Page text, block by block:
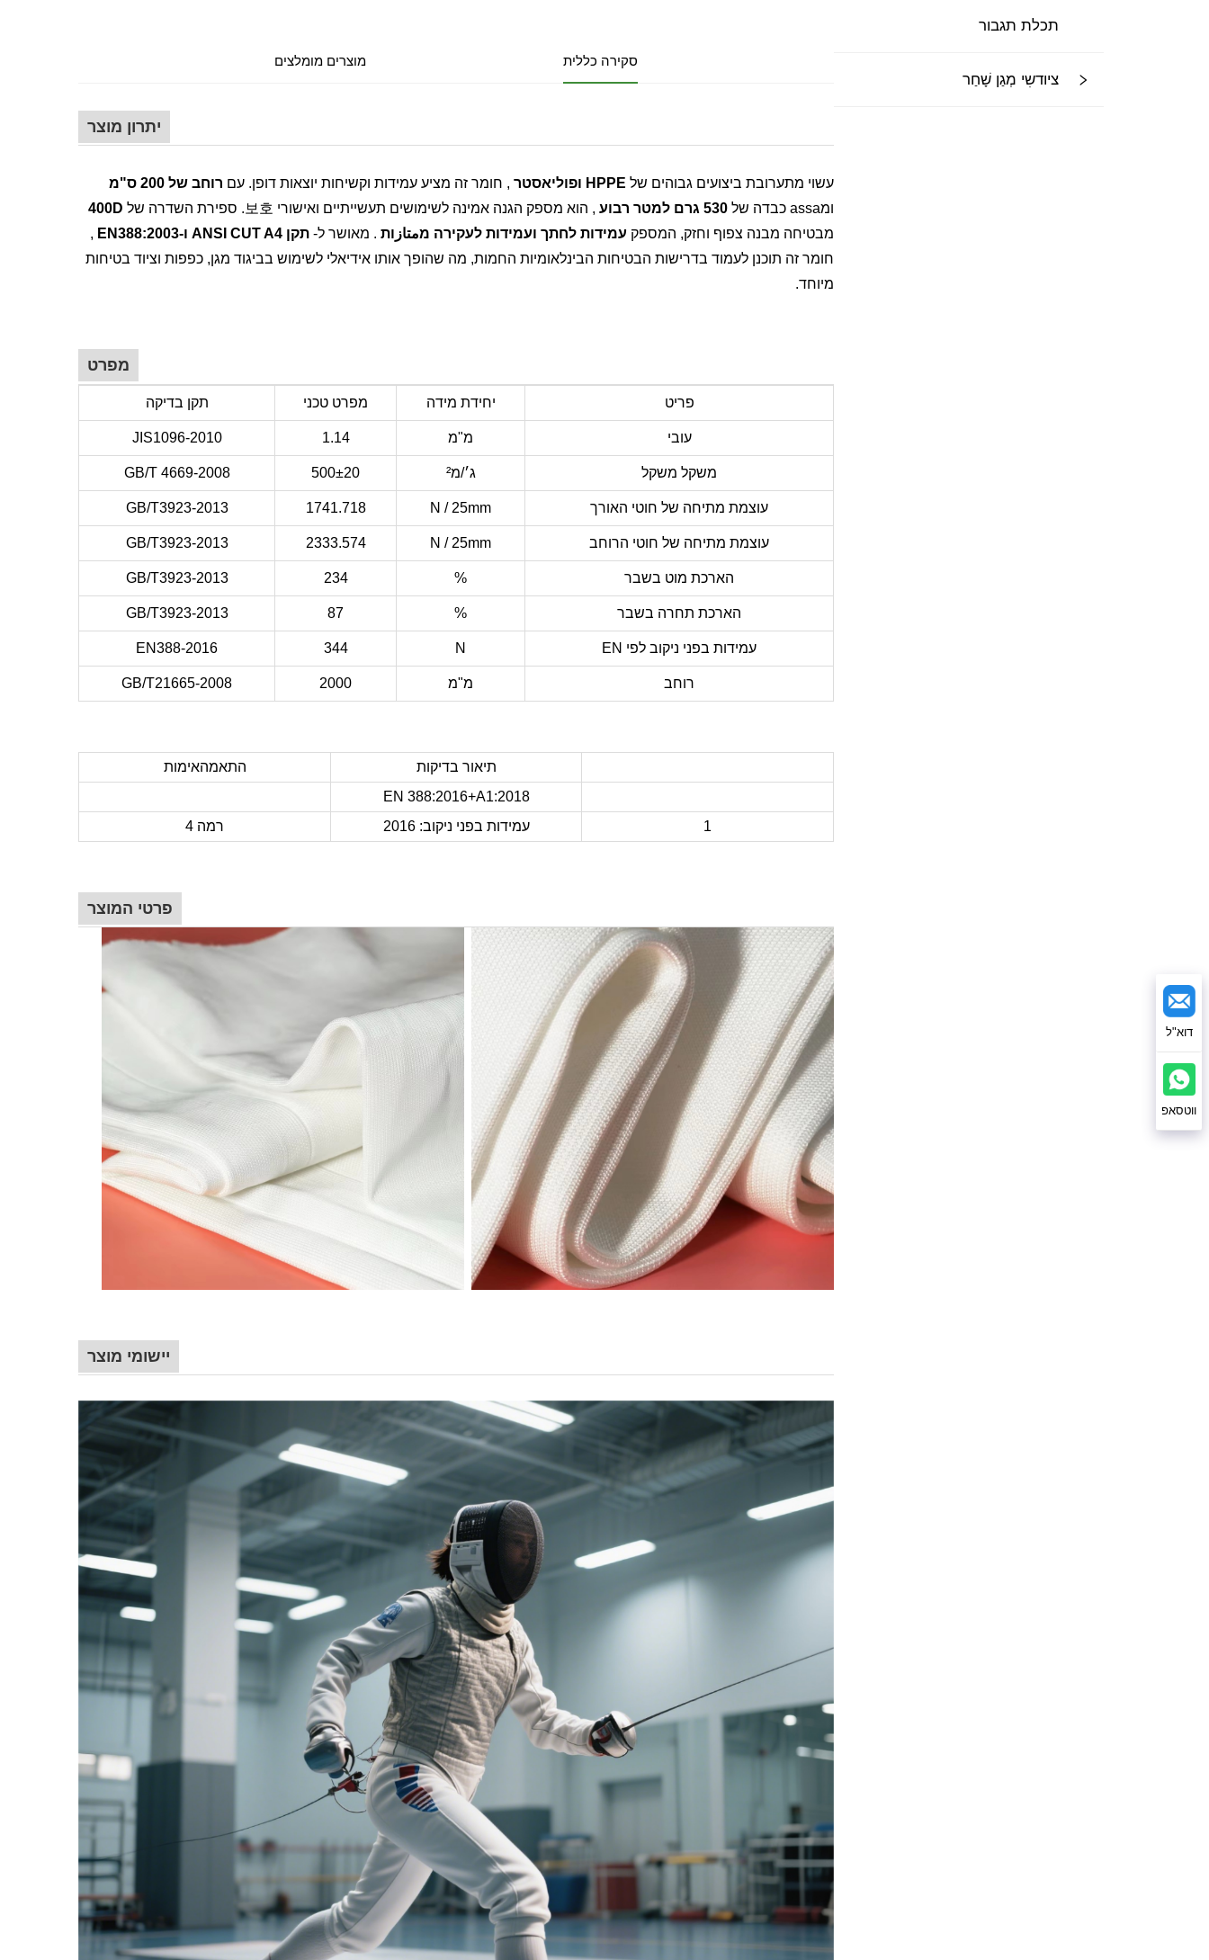
תכלת תגבור
ציודשִי מְגַן שָׁחַר
סקירה כללית מוצרים מומלצים
יתרון מוצר
עשוי מתערובת ביצועים גבוהים של HPPE ופוליאסטר , חומר זה מציע עמידות וקשיחות יוצאות דופן. עם רוחב של 200 ס"מ
ומassa כבדה של
530 גרם למטר רבוע , הוא מספק הגנה אמינה לשימושים תעשייתיים ואישורי 보호. ספירת השדרה של
400D
מבטיחה מבנה צפוף וחזק, המספק עמידות לחתך ועמידות לעקירה מمتازות . מאושר ל- תקן ANSI CUT A4 ו-EN388:2003
,
חומר זה תוכנן לעמוד בדרישות הבטיחות הבינלאומיות החמות, מה שהופך אותו אידיאלי לשימוש בביגוד מגן, כפפות וציוד בטיחות
מיוחד.
מפרט
פריט יחידת מידה מפרט טכני תקן בדיקה
עובי מ"מ 1.14
JIS1096-2010
משקל משקל ג׳/מ² 500±20
GB/T 4669-2008
עוצמת מתיחה של חוטי האורך N / 25mm
1741.718
GB/T3923-2013
עוצמת מתיחה של חוטי הרוחב N / 25mm
2333.574
GB/T3923-2013
הארכת מוט בשבר %
234
GB/T3923-2013
הארכת תחרה בשבר %
87
GB/T3923-2013
עמידות בפני ניקוב לפי EN N
344
EN388-2016
רוחב מ"מ 2000
GB/T21665-2008
תיאור בדיקות
התאמהאימות
EN 388:2016+A1:2018
1
עמידות בפני ניקוב: 2016 רמה 4
פרטי המוצר
יישומי מוצר
דוא"ל
ווטסאפ